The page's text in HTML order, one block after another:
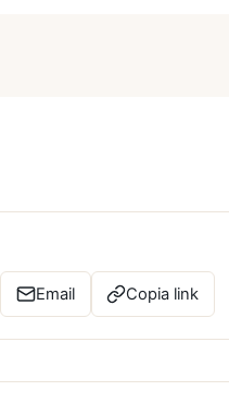
Email Copia link